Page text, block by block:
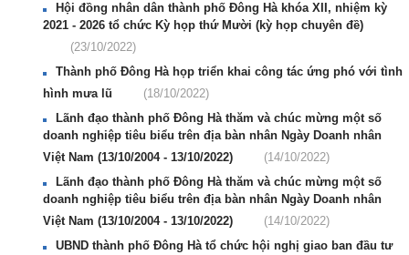
Hội đồng nhân dân thành phố Đông Hà khóa XII, nhiệm kỳ
2021 - 2026 tổ chức Kỳ họp thứ Mười (kỳ họp chuyên đề)
(23/10/2022)
Thành phố Đông Hà họp triển khai công tác ứng phó với tình
hình mưa lũ
(18/10/2022)
Lãnh đạo thành phố Đông Hà thăm và chúc mừng một số
doanh nghiệp tiêu biểu trên địa bàn nhân Ngày Doanh nhân
Việt Nam (13/10/2004 - 13/10/2022)
(14/10/2022)
Lãnh đạo thành phố Đông Hà thăm và chúc mừng một số
doanh nghiệp tiêu biểu trên địa bàn nhân Ngày Doanh nhân
Việt Nam (13/10/2004 - 13/10/2022)
(14/10/2022)
UBND thành phố Đông Hà tổ chức hội nghị giao ban đầu tư